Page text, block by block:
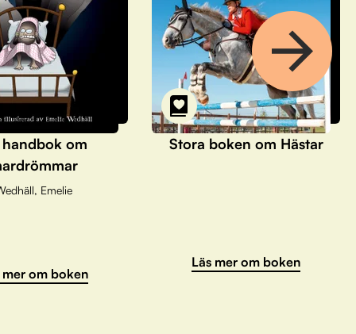
handbok om
Emelie
mer om boken
Stora boken om Hästar
Läs mer om boken